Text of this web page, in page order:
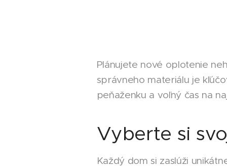
Plánujete nové oplotenie
správneho materiálu je
peňaženku a voľný čas na
Vyberte si
Každý dom si zaslúži